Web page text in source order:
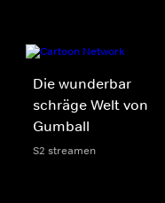
Die wunderbar
schräge Welt von
Gumball
S2 streamen